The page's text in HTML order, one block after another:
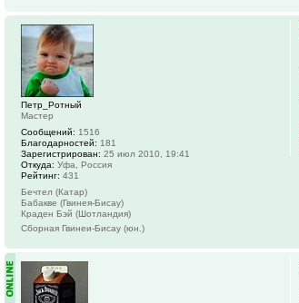
Петр_Ротный
Мастер
Сообщений: 1516
Благодарностей: 181
Зарегистрирован: 25 июл 2010, 19:41
Откуда: Уфа, Россия
Рейтинг: 431
Бечтел (Катар)
Бабакве (Гвинея-Бисау)
Краден Бэй (Шотландия)
Сборная Гвинеи-Бисау (юн.)